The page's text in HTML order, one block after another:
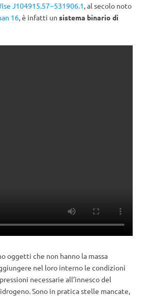
J104915.57−531906.1, al secolo noto
16, è infatti un sistema binario di
oggetti che non hanno la massa
nel loro interno le condizioni
necessarie all’innesco del
Sono in pratica stelle mancate,